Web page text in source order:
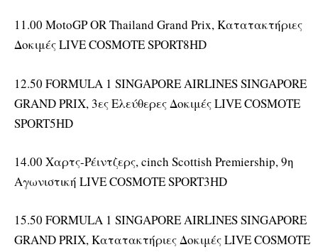
11.00 MotoGP OR Thailand Grand Prix, Κατατακτήριες
Δοκιμές LIVE COSMOTE SPORT8HD
12.50 FORMULA 1 SINGAPORE AIRLINES SINGAPORE
GRAND PRIX, 3ες Ελεύθερες Δοκιμές LIVE COSMOTE
SPORT5HD
14.00 Χαρτς-Ρέιντζερς, cinch Scottish Premiership, 9η
Αγωνιστική LIVE COSMOTE SPORT3HD
15.50 FORMULA 1 SINGAPORE AIRLINES SINGAPORE
GRAND PRIX, Κατατακτήριες Δοκιμές LIVE COSMOTE